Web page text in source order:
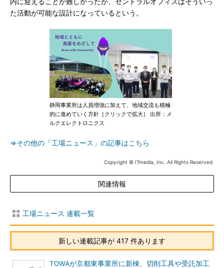
た活動が可能な設計になっているという。
静岡事業所は人員増強に加えて、地域交流も積極
的に進めていく方針［クリックで拡大］ 出所：メ
ルクエレクトロニクス
⇒その他の「工場ニュース」の記事はこちら
Copyright © ITmedia, Inc. All Rights Reserved.
関連情報
工場ニュース 連載一覧
新しい連載記事が 417 件あります
TOWAが京都東事業所に新棟、切削工具や受託加工